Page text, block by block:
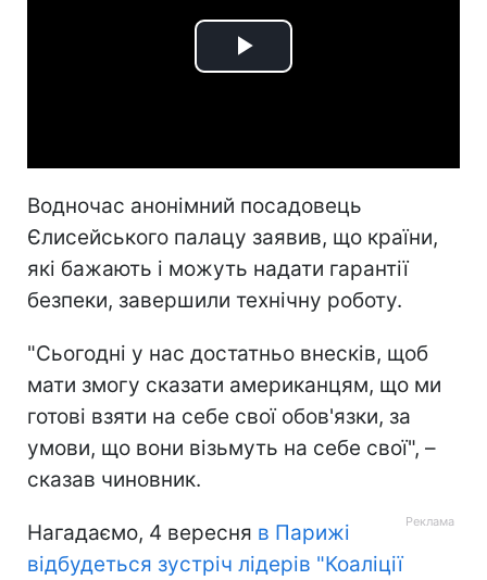
Play
Водночас анонімний посадовець
Єлисейського палацу заявив, що країни,
які бажають і можуть надати гарантії
безпеки, завершили технічну роботу.
"Сьогодні у нас достатньо внесків, щоб
мати змогу сказати американцям, що ми
готові взяти на себе свої обов'язки, за
умови, що вони візьмуть на себе свої", –
сказав чиновник.
Нагадаємо, 4 вересня в Парижі
відбудеться зустріч лідерів "Коаліції